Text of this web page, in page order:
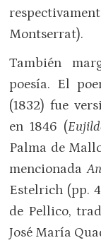
Montserrat).
También
poesía. El
(1832) fue
en 1846 (
Palma de
mencionada
Estelrich (pp.
de Pellico,
José María